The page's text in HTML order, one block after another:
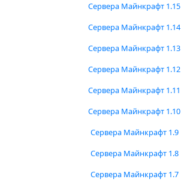
Сервера Майнкрафт 1.15
Сервера Майнкрафт 1.14
Сервера Майнкрафт 1.13
Сервера Майнкрафт 1.12
Сервера Майнкрафт 1.11
Сервера Майнкрафт 1.10
Сервера Майнкрафт 1.9
Сервера Майнкрафт 1.8
Сервера Майнкрафт 1.7